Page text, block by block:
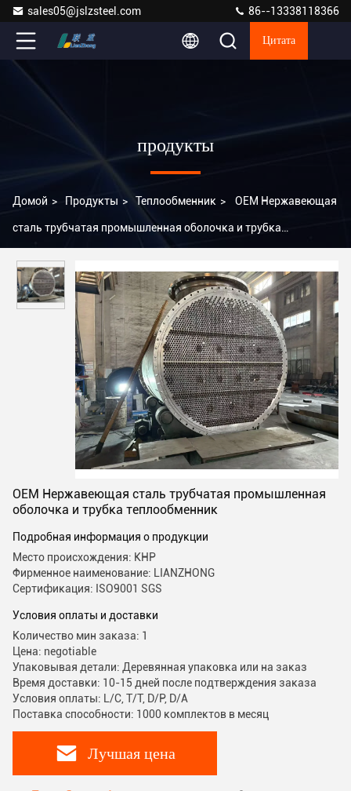
sales05@jslzsteel.com 86--13338118366
Цитата
продукты
Домой > Продукты > Теплообменник > OEM Нержавеющая
сталь трубчатая промышленная оболочка и трубка
OEM Нержавеющая сталь трубчатая промышленная
оболочка и трубка теплообменник
Подробная информация о продукции
Место происхождения: КНР
Фирменное наименование: LIANZHONG
Сертификация: ISO9001 SGS
Условия оплаты и доставки
Количество мин заказа: 1
Цена: negotiable
Упаковывая детали: Деревянная упаковка или на заказ
Время доставки: 10-15 дней после подтверждения заказа
Условия оплаты: L/C, T/T, D/P, D/A
Поставка способности: 1000 комплектов в месяц
Лучшая цена